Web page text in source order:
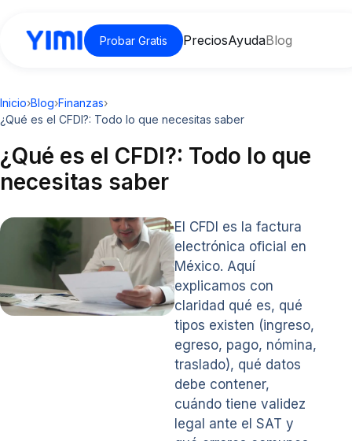
Probar Gratis PreciosAyudaBlog
Inicio›Blog›Finanzas›
¿Qué es el CFDI?: Todo lo que necesitas saber
¿Qué es el CFDI?: Todo lo que
necesitas saber
El CFDI es la factura
electrónica oficial en
México. Aquí
explicamos con
claridad qué es, qué
tipos existen (ingreso,
egreso, pago, nómina,
traslado), qué datos
debe contener,
cuándo tiene validez
legal ante el SAT y